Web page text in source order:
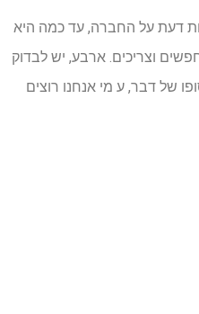
דעת על החברה, עד כמה היא
וצריכים. ארבע, יש לבדוק
של דבר, ע מי אנחנו רוצים